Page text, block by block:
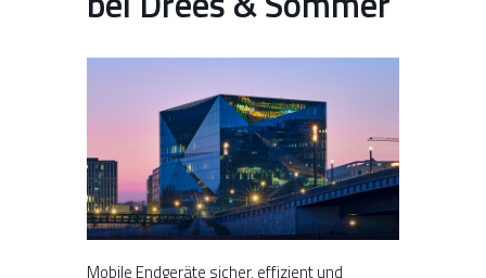
Mobile Endgeräte sicher, effizient und